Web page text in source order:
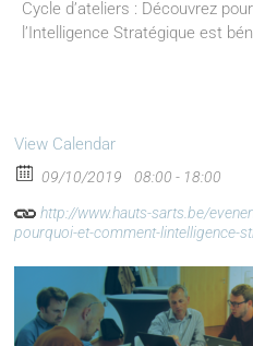
Cycle d’ateliers : Découvrez
l’Intelligence Stratégique est
View Calendar
09/10/2019 08:00 - 18:00
http://www.hauts-sarts.be/
pourquoi-et-comment-lintelligence-